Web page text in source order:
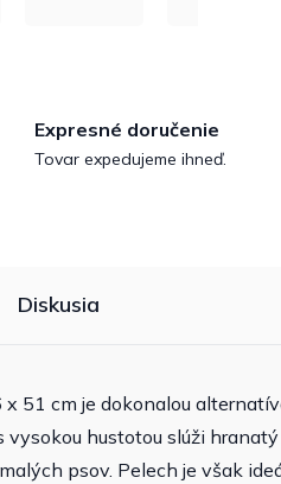
Expresné doručenie
Tovar expedujeme ihneď.
Diskusia
51 cm je dokonalou
vysokou hustotou slúži
psov. Pelech je však